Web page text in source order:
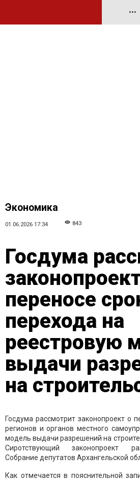
•••
Экономика
01.06.2026 17:34 843
Госдума
переносе
перехода на
реестровую
выдачи
на
Госдума рассмотрит законопроект о
регионов и органов местного
модель выдачи разрешений на
Сиротствующий законопроект
Собрание депутатов Архангельской
Как отмечается в пояснительной